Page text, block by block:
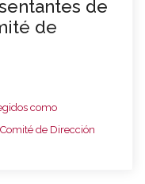
de
de
como
de Dirección